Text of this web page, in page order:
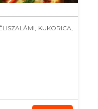
KUKORICA,